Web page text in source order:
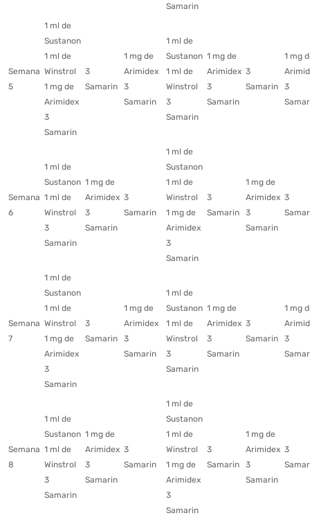
Samarin
Semana
5
1 ml de
Sustanon
1 ml de
Winstrol
1 mg de
Arimidex
3
Samarin
3
Samarin
1 mg de
Arimidex
3
Samarin
1 ml de
Sustanon
1 ml de
Winstrol
3
Samarin
1 mg de
Arimidex
3
Samarin
3
Samarin
1 mg
3
Semana
6
1 ml de
Sustanon
1 ml de
Winstrol
3
Samarin
1 mg de
Arimidex
3
Samarin
3
Samarin
1 ml de
Sustanon
1 ml de
Winstrol
1 mg de
Arimidex
3
Samarin
3
Samarin
1 mg de
Arimidex
3
Samarin
3
Semana
7
1 ml de
Sustanon
1 ml de
Winstrol
1 mg de
Arimidex
3
Samarin
3
Samarin
1 mg de
Arimidex
3
Samarin
1 ml de
Sustanon
1 ml de
Winstrol
3
Samarin
1 mg de
Arimidex
3
Samarin
3
Samarin
1 mg
3
Semana
8
1 ml de
Sustanon
1 ml de
Winstrol
3
Samarin
1 mg de
Arimidex
3
Samarin
3
Samarin
1 ml de
Sustanon
1 ml de
Winstrol
1 mg de
Arimidex
3
Samarin
3
Samarin
1 mg de
Arimidex
3
Samarin
3